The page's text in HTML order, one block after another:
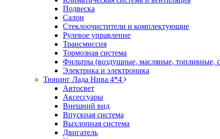
Подвеска
Салон
Стеклоочистители и комплектующие
Рулевое управление
Трансмиссия
Тормозная система
Фильтры (воздушные, масляные, топливные,
Электрика и электроника
Тюнинг Лада Нива 4*4
Автосвет
Аксессуары
Внешний вид
Впускная система
Выхлопная система
Двигатель